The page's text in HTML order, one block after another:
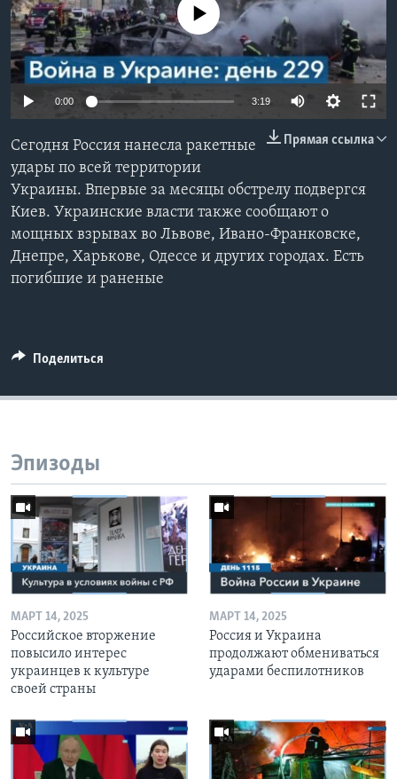
Learning English
СОЦИАЛЬНЫЕ СЕТИ
Языки
No media source currently available
0:00 3:19
Прямая ссылка
Сегодня Россия нанесла ракетные
удары по всей территории
Украины. Впервые за месяцы обстрелу подвергся
Киев. Украинские власти также сообщают о
мощных взрывах во Львове, Ивано-Франковске,
Днепре, Харькове, Одессе и других городах. Есть
погибшие и раненые
Поделиться
Эпизоды
МАРТ 14, 2025
Российское вторжение
повысило интерес
украинцев к культуре
своей страны
МАРТ 14, 2025
Россия и Украина
продолжают обмениваться
ударами беспилотников